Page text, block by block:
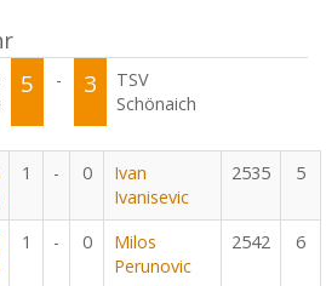
5 - 3
TSV
Schönaich
1 - 0
Ivan
Ivanisevic
2535 5
1 - 0
Milos
Perunovic
2542 6